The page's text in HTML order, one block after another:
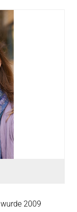
AND
2009